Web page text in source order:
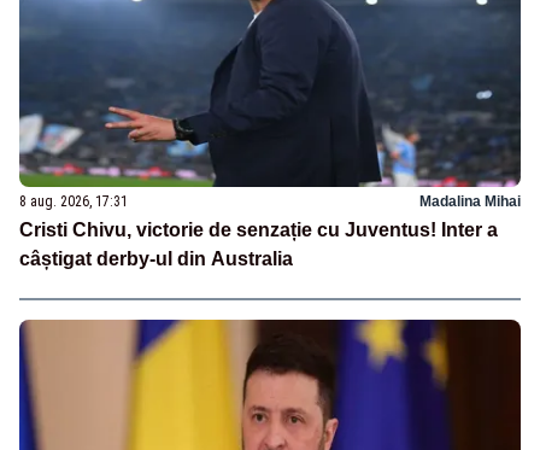
8 aug. 2026, 17:31 Madalina Mihai
Cristi Chivu, victorie de senzație cu Juventus! Inter a
câștigat derby-ul din Australia